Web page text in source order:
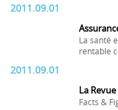
2011.09.01
La santé
rentable
2011.09.01
La
Facts &